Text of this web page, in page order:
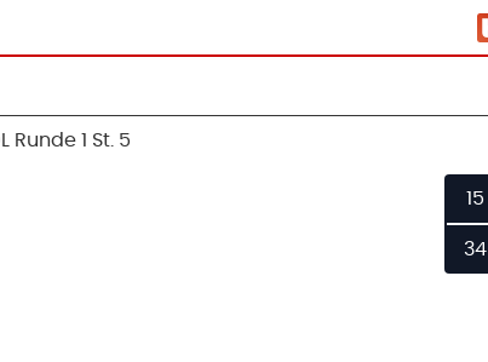
1 St. 5
15
34